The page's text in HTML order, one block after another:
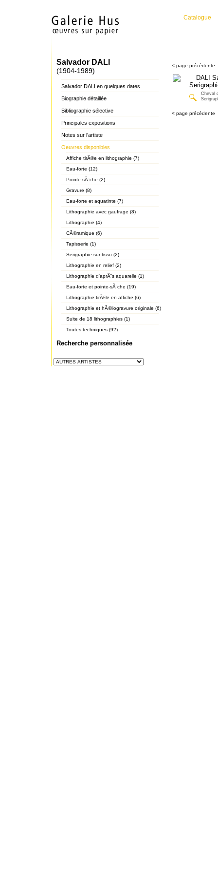
Catalogue
Salvador DALI
(1904-1989)
Salvador DALI en quelques dates
Biographie détaillée
Bibliographie sélective
Principales expositions
Notes sur l'artiste
Oeuvres disponibles
Affiche tirÃ©e en lithographie (7)
Eau-forte (12)
Pointe sÃ¨che (2)
Gravure (8)
Eau-forte et aquatinte (7)
Lithographie avec gaufrage (8)
Lithographie (4)
CÃ©ramique (6)
Tapisserie (1)
Serigraphie sur tissu (2)
Lithographie en relief (2)
Lithographie d'aprÃ¨s aquarelle (1)
Eau-forte et pointe-sÃ¨che (19)
Lithographie tirÃ©e en affiche (6)
Lithographie et hÃ©liogravure originale (6)
Suite de 18 lithographies (1)
Toutes techniques (92)
Recherche personnalisée
< page précédente
Cheval
< page précédente